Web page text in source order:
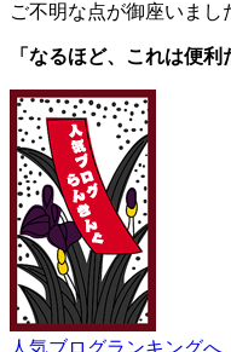
ご不明な点が御座いまし
「なるほど、これは便